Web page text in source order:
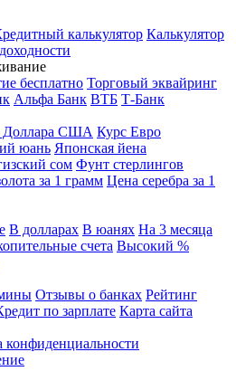
калькулятор Калькулятор
бесплатно Торговый эквайринг
Альфа Банк ВТБ Т-Банк
Доллара США Курс Евро
юань Японская йена
сом Фунт стерлингов
за 1 грамм Цена серебра за 1
В долларах В юанях На 3 месяца
счета Высокий %
Отзывы о банках Рейтинг
по зарплате Карта сайта
конфиденциальности